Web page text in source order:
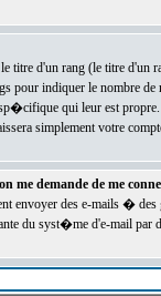
d'un rang (le titre d'un
indiquer le nombre de
qui leur est
simplement votre
me demande de me
envoyer des e-mails �
du syst�me d'e-mail par